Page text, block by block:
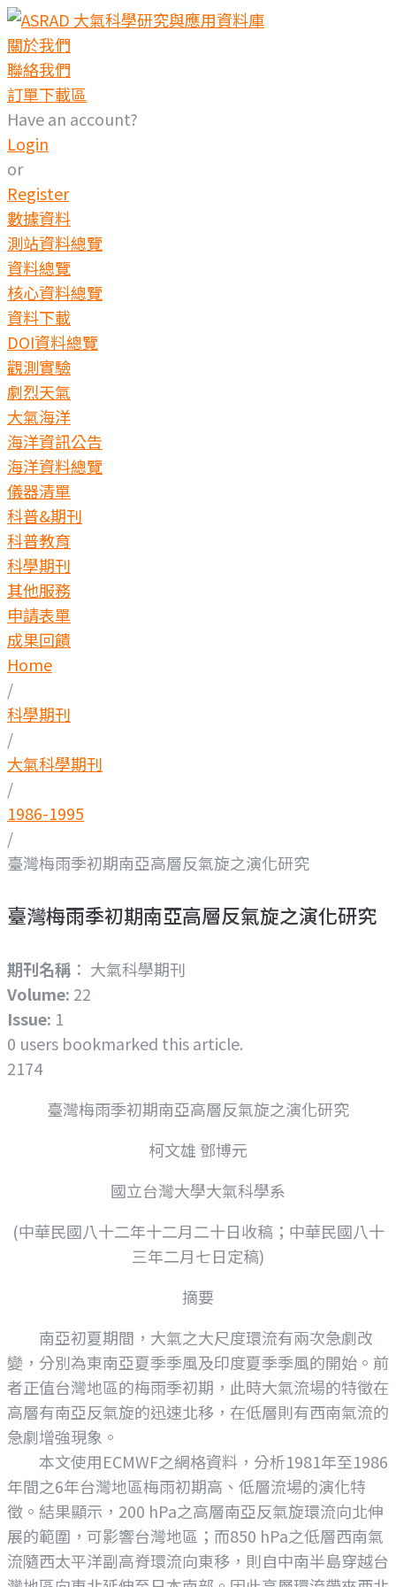
Skip
to
content
關於我們
聯絡我們
訂單下載區
Have an account?
Login
or
Register
數據資料
測站資料總覽
資料總覽
核心資料總覽
資料下載
DOI資料總覽
觀測實驗
劇烈天氣
大氣海洋
海洋資訊公告
海洋資料總覽
儀器清單
科普&期刊
科普教育
科學期刊
其他服務
申請表單
成果回饋
Home
/
科學期刊
/
大氣科學期刊
/
1986-1995
/
臺灣梅雨季初期南亞高層反氣旋之演化研究
臺灣梅雨季初期南亞高層反氣旋之演化研究
期刊名稱 ： 大氣科學期刊
Volume: 22
Issue: 1
0 users bookmarked this article.
2174
臺灣梅雨季初期南亞高層反氣旋之演化研究
柯文雄 鄧博元
國立台灣大學大氣科學系
(中華民國八十二年十二月二十日收稿；中華民國八十
三年二月七日定稿)
摘要
南亞初夏期間，大氣之大尺度環流有兩次急劇改
變，分別為東南亞夏季季風及印度夏季季風的開始。前
者正值台灣地區的梅雨季初期，此時大氣流場的特徵在
高層有南亞反氣旋的迅速北移，在低層則有西南氣流的
急劇增強現象。
本文使用ECMWF之網格資料，分析1981年至1986
年間之6年台灣地區梅雨初期高、低層流場的演化特
徵。結果顯示，200 hPa之高層南亞反氣旋環流向北伸
展的範圍，可影響台灣地區；而850 hPa之低層西南氣
流隨西太平洋副高脊環流向東移，則自中南半島穿越台